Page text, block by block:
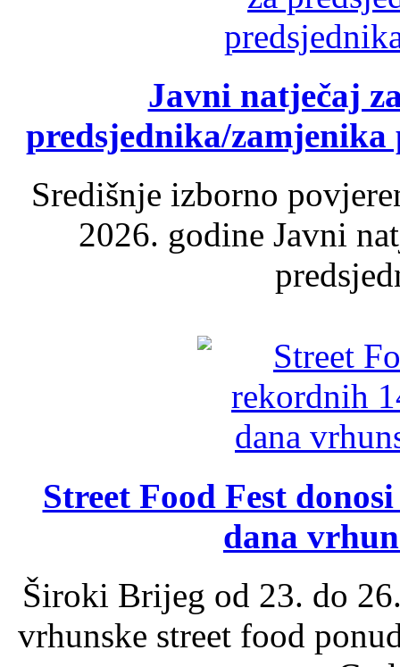
Javni natječaj
predsjednika/
Središnje izborno
2026. godine Javni
Street Food Fest
dana
Široki Brijeg od 23. do
vrhunske street food